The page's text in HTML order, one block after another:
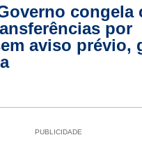
congela
por
aviso prévio,
PUBLICIDADE